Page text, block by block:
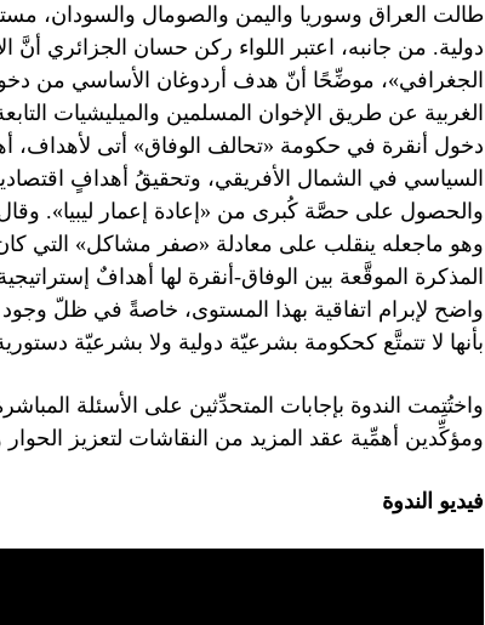
طالت العراق وسوريا واليمن والصومال والسودان،
دولية. من جانبه، اعتبر اللواء ركن حسان الجزائري أنَّ
الجغرافي»، موضِّحًا أنّ هدف أردوغان الأساسي من
الغربية عن طريق الإخوان المسلمين والميليشيات
دخول أنقرة في حكومة «تحالف الوفاق» أتى لأهداف،
السياسي في الشمال الأفريقي، وتحقيقُ أهدافٍ
والحصول على حصَّة كُبرى من «إعادة إعمار ليبيا».
وهو ماجعله ينقلب على معادلة «صفر مشاكل» التي كان
المذكرة الموقَّعة بين الوفاق-أنقرة لها أهدافٌ
واضح لإبرام اتفاقية بهذا المستوى، خاصةً في ظلّ
بأنها لا تتمتَّع كحكومة بشرعيّة دولية ولا بشرعيّة
واختُتِمت الندوة بإجابات المتحدِّثين على الأسئلة
ومؤكِّدين أهمِّية عقد المزيد من النقاشات لتعزيز
فيديو الندوة